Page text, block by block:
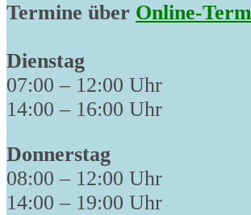
Termine über Online-
Dienstag
07:00 – 12:00 Uhr
14:00 – 16:00 Uhr
Donnerstag
08:00 – 12:00 Uhr
14:00 – 19:00 Uhr